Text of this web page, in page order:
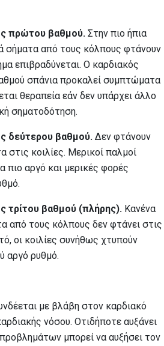
πρώτου βαθμού. Στην πιο ήπια
σήματα από τους κόλπους φτάνουν
επιβραδύνεται. Ο καρδιακός
σπάνια προκαλεί συμπτώματα
θεραπεία εάν δεν υπάρχει άλλο
σηματοδότηση.
δεύτερου βαθμού. Δεν φτάνουν
στις κοιλίες. Μερικοί παλμοί
πιο αργό και μερικές φορές
τρίτου βαθμού (πλήρης). Κανένα
από τους κόλπους δεν φτάνει στις
οι κοιλίες συνήθως χτυπούν
αργό ρυθμό.
με βλάβη στον καρδιακό
νόσου. Οτιδήποτε αυξάνει
μπορεί να αυξήσει τον